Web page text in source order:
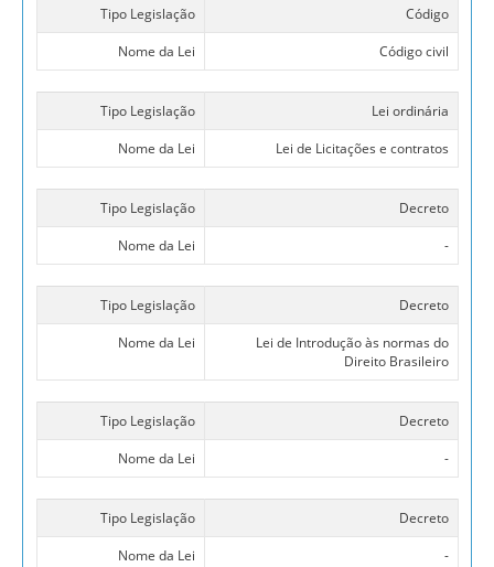
Tipo Legislação
Código
Nome da Lei
Código civil
Tipo Legislação
Lei ordinária
Nome da Lei
Lei de Licitações e contratos
Tipo Legislação
Decreto
Nome da Lei
-
Tipo Legislação
Decreto
Nome da Lei
Lei de Introdução às normas do
Direito Brasileiro
Tipo Legislação
Decreto
Nome da Lei
-
Tipo Legislação
Decreto
Nome da Lei
-